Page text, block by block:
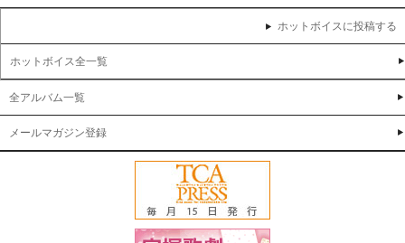
ホットボイスに投稿する
ホットボイス全一覧
全アルバム一覧
メールマガジン登録